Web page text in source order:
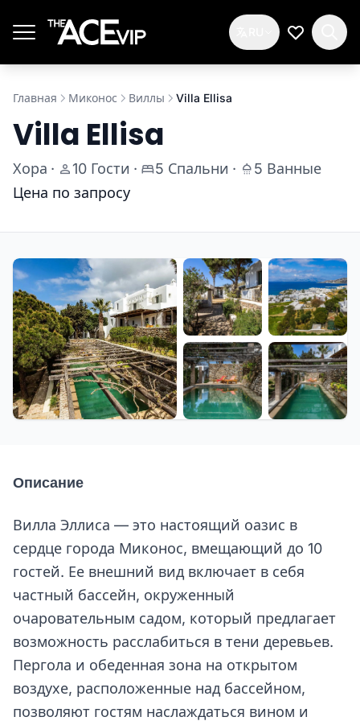
Мой
Главная Миконос Виллы Villa Ellisa
Villa Ellisa
Хора · 10 Гости · 5 Спальни ·
5 Ванные
Цена по запросу
Описание
Вилла Эллиса — это настоящий оазис в
сердце города Миконос, вмещающий до 10
гостей. Ее внешний вид включает в себя
частный бассейн, окруженный
очаровательным садом, который предлагает
возможность расслабиться в тени деревьев.
Пергола и обеденная зона на открытом
воздухе, расположенные над бассейном,
позволяют гостям наслаждаться вином и